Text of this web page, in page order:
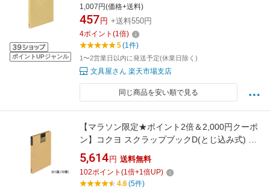
ポイントUPジャンル
1,007円(価格+送料)
457 円 +送料550円
4ポイント (1倍)
5(1件)
1〜2営業日以内に発送予定(休業日除く)
文具屋さん 楽天市場支店
同じ商品を安い順で見る
【マラソン限定★ポイント2倍＆2,000円クーポ
ン】コクヨ スクラップブックD(とじ込み式) A4
10冊 ラ-40N まとめ買い 箱買い 買いだめ 買い
置き 業務用 A4タイプ スクラップブック アルバ
ム ファイル
5,614 円 送料無料
102ポイント (1倍+1倍UP)
4.6(5件)